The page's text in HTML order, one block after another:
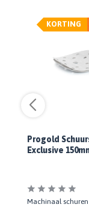
KORTING
Progold
Exclusive
Machinaal schuren